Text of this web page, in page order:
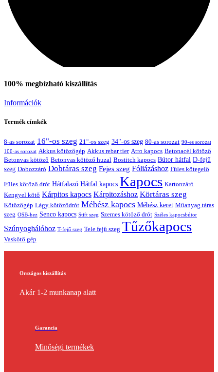
100% megbízható kiszállítás
Információk
Termék címkék
8-as sorozat 16"-os szeg 21"-os szeg 34"-os szeg 80-as sorozat 90-es sorozat
100-as sorozat Akkus kötözőgép Akkus rebar tier Atro kapocs Betonacél kötöző
Betonvas kötöző Betonvas kötöző huzal Bostitch kapocs Bútor hátfal D-fejű
szeg Dobozzáró Dobtáras szeg Fejes szeg Fóliázáshoz Füles kötegelő
Füles kötöző drót Hátfalazó Hátfal kapocs Kapocs Kartonzáró
Kengyel kötő Kárpitos kapocs Kárpitozáshoz Körtáras szeg
Kötözőgép Lágy kötöződrót Méhész kapocs Méhész keret Műanyag táras
szeg OSB-hez Senco kapocs Stift szeg Szemes kötöző drót Széles kapocsbútor
Szúnyoghálóhoz T-fejű szeg Tele fejű szeg Tűzőkapocs
Vaskötő gép
Országos kiszállítás
Akár 1-2 munkanap alatt
Garancia
Minőségi termékek